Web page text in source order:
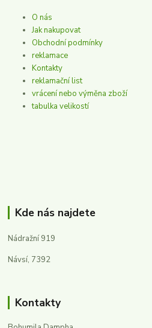
O nás
Jak nakupovat
Obchodní podmínky
reklamace
Kontakty
reklamační list
vrácení nebo výměna zboží
tabulka velikostí
Kde nás najdete
Nádražní 919
Návsí, 7392
Kontakty